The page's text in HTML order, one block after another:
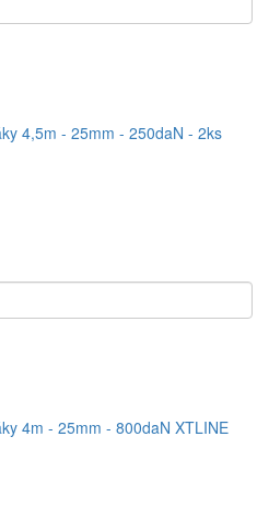
4,5m - 25mm - 250daN - 2ks
4m - 25mm - 800daN XTLINE